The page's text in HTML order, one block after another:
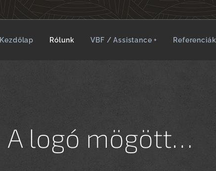
Kezdőlap Rólunk VBF / Assistance + Referenciák
A logó mögött…